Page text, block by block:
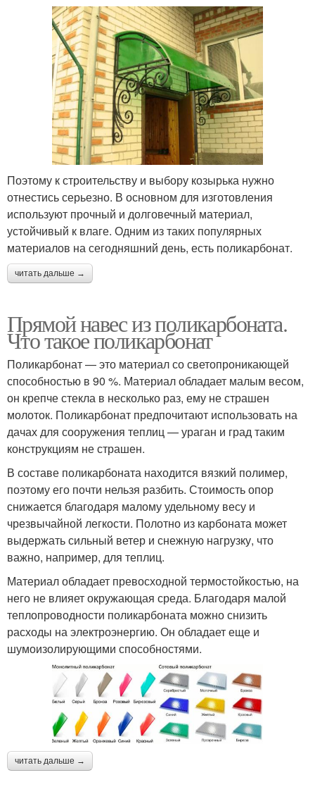
Поэтому к строительству и выбору козырька нужно
отнестись серьезно. В основном для изготовления
используют прочный и долговечный материал,
устойчивый к влаге. Одним из таких популярных
материалов на сегодняшний день, есть поликарбонат.
читать дальше →
Прямой навес из поликарбоната.
Что такое поликарбонат
Поликарбонат — это материал со светопроникающей
способностью в 90 %. Материал обладает малым весом,
он крепче стекла в несколько раз, ему не страшен
молоток. Поликарбонат предпочитают использовать на
дачах для сооружения теплиц — ураган и град таким
конструкциям не страшен.
В составе поликарбоната находится вязкий полимер,
поэтому его почти нельзя разбить. Стоимость опор
снижается благодаря малому удельному весу и
чрезвычайной легкости. Полотно из карбоната может
выдержать сильный ветер и снежную нагрузку, что
важно, например, для теплиц.
Материал обладает превосходной термостойкостью, на
него не влияет окружающая среда. Благодаря малой
теплопроводности поликарбоната можно снизить
расходы на электроэнергию. Он обладает еще и
шумоизолирующими способностями.
читать дальше →